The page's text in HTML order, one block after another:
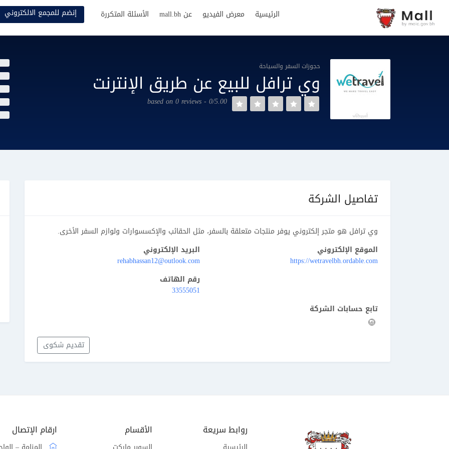
إنضم للمجمع الالكتروني الرئيسية معرض الفيديو عن mall.bh الأسئلة المتكررة
حجوزات السفر والسياحة
وي ترافل للبيع عن طريق الإنترنت
0/5.00 - based on 0 reviews
تفاصيل الشركة
وي ترافل هو متجر إلكتروني يوفر منتجات متعلقة بالسفر، مثل الحقائب والإكسسوارات ولوازم السفر الأخرى.
الموقع الإلكتروني
https://wetravelbh.ordable.com
البريد الإلكتروني
rehabhassan12@outlook.com
رقم الهاتف
33555051
تابع حسابات الشركة
تقديم شكوى
روابط سريعة الأقسام ارقام الإتصال